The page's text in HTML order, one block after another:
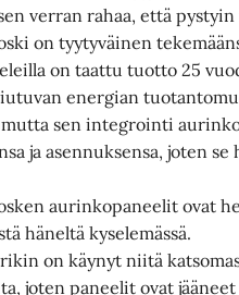
verran rahaa, että
on tyytyväinen
on taattu tuotto 25
energian
sen integrointi
ja asennuksensa, joten
aurinkopaneelit ovat
häneltä kyselemässä.
on käynyt niitä
joten paneelit ovat